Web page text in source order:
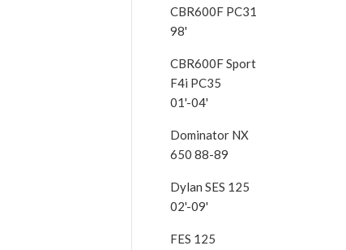
CBR600F PC31
98'
CBR600F Sport
F4i PC35
01'-04'
Dominator NX
650 88-89
Dylan SES 125
02'-09'
FES 125